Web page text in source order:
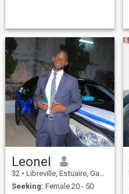
Leonel
32 • Libreville, Estuaire, Gabon
Seeking: Female 20 - 50